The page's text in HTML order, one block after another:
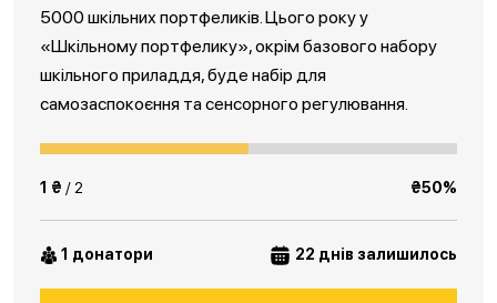
5000 шкільних портфеликів. Цього року у
«Шкільному портфелику», окрім базового набору
шкільного приладдя, буде набір для
самозаспокоєння та сенсорного регулювання.
1 ₴ / 2 ₴50%
1 донатори 22 днів залишилось